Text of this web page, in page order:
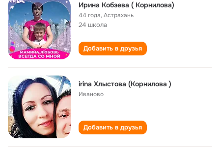
Ирина Кобзева ( Корнилова)
44 года,Астрахань
24 школа
Добавить в друзья
irina Хлыстова (Корнилова )
Иваново
Добавить в друзья